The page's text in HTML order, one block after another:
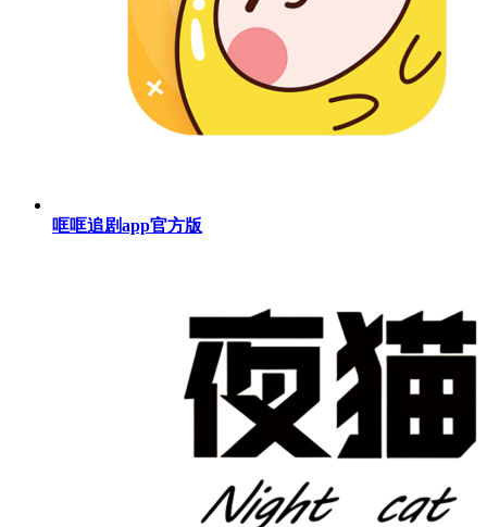
哐哐追剧app官方版